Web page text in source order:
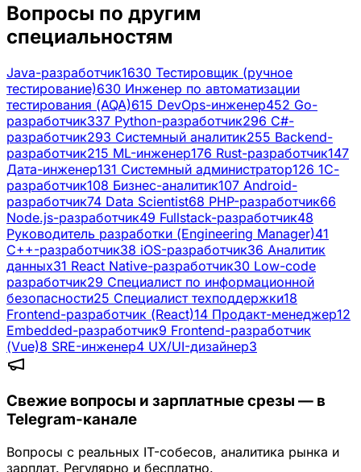
Вопросы по другим
специальностям
Java-разработчик1630 Тестировщик (ручное
тестирование)630 Инженер по автоматизации
тестирования (AQA)615 DevOps-инженер452 Go-
разработчик337 Python-разработчик296 C#-
разработчик293 Системный аналитик255 Backend-
разработчик215 ML-инженер176 Rust-разработчик147
Дата-инженер131 Системный администратор126 1С-
разработчик108 Бизнес-аналитик107 Android-
разработчик74 Data Scientist68 PHP-разработчик66
Node.js-разработчик49 Fullstack-разработчик48
Руководитель разработки (Engineering Manager)41
C++-разработчик38 iOS-разработчик36 Аналитик
данных31 React Native-разработчик30 Low-code
разработчик29 Специалист по информационной
безопасности25 Специалист техподдержки18
Frontend-разработчик (React)14 Продакт-менеджер12
Embedded-разработчик9 Frontend-разработчик
(Vue)8 SRE-инженер4 UX/UI-дизайнер3
Свежие вопросы и зарплатные срезы — в
Telegram-канале
Вопросы с реальных IT-собесов, аналитика рынка и
зарплат. Регулярно и бесплатно.